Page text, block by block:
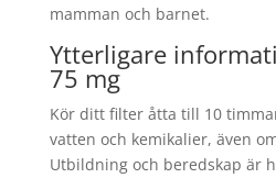
mamman och barnet.
Ytterligare
75 mg
Kör ditt filter åtta till 10
vatten och kemikalier, även
Utbildning och beredskap är